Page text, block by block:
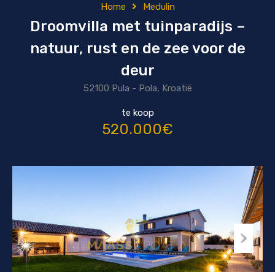
Home Medulin
Droomvilla met tuinparadijs –
natuur, rust en de zee voor de
deur
52100 Pula - Pola, Kroatië
te koop
520.000€